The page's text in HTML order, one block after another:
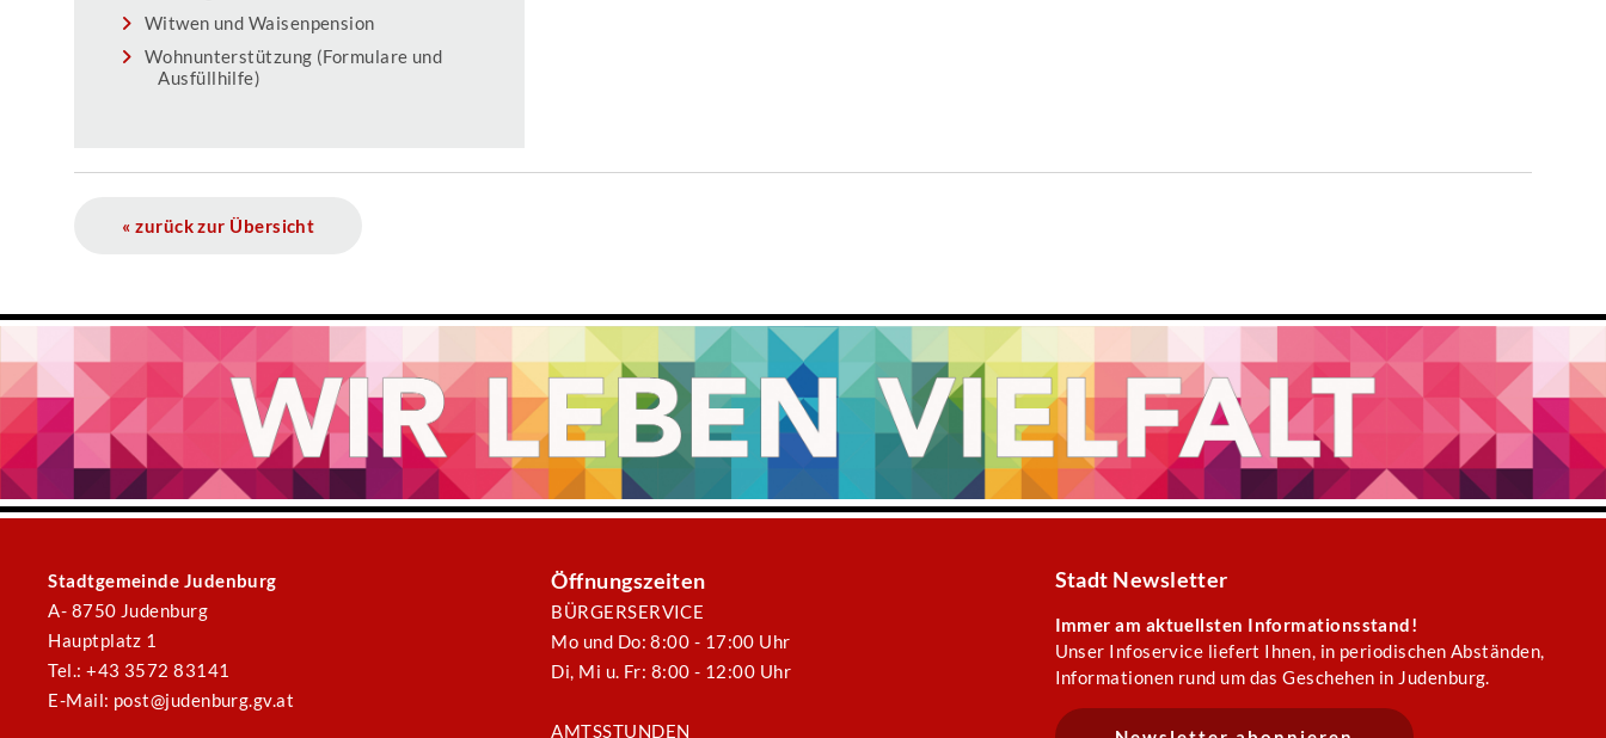
Witwen und Waisenpension
Wohnunterstützung (Formulare und
Ausfüllhilfe)
« zurück zur Übersicht
Stadtgemeinde Judenburg
A- 8750 Judenburg
Hauptplatz 1
Tel.: +43 3572 83141
E-Mail: post@judenburg.gv.at
Öffnungszeiten
BÜRGERSERVICE
Mo und Do: 8:00 - 17:00 Uhr
Di, Mi u. Fr: 8:00 - 12:00 Uhr
AMTSSTUNDEN
Stadt Newsletter
Immer am aktuellsten Informationsstand!
Unser Infoservice liefert Ihnen, in periodischen Abständen,
Informationen rund um das Geschehen in Judenburg.